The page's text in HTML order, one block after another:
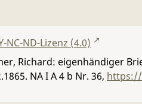
NC-ND-Lizenz (4.0)
Richard: eigenhändiger
NA I A 4 b Nr. 36, https://